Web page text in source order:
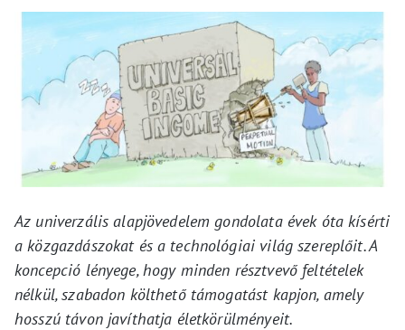
Az univerzális alapjövedelem gondolata évek óta kísérti
a közgazdászokat és a technológiai világ szereplőit. A
koncepció lényege, hogy minden résztvevő feltételek
nélkül, szabadon költhető támogatást kapjon, amely
hosszú távon javíthatja életkörülményeit.